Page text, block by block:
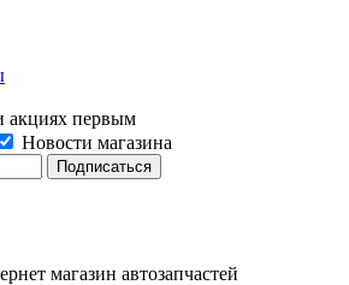
акциях первым
Новости магазина
магазин автозапчастей